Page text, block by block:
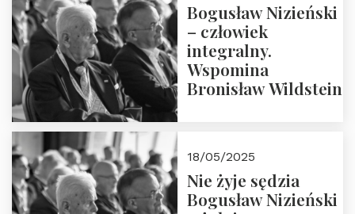
Bogusław Nizieński
– człowiek
integralny.
Wspomina
Bronisław Wildstein
18/05/2025
Nie żyje sędzia
Bogusław Nizieński